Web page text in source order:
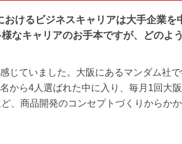
けるビジネスキャリアは大手企業を
なキャリアのお手本ですが、どのよ
じていました。大阪にあるマンダム社
から4人選ばれた中に入り、毎月1回大
、商品開発のコンセプトづくりからか